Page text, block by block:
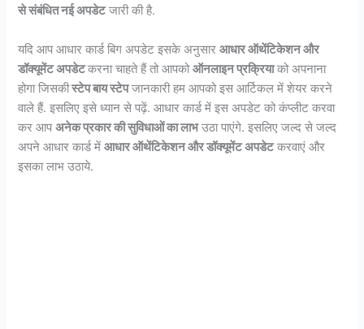
से संबंधित नई अपडेटजारी की है.
यदि आप आधार कार्ड बिग अपडेट इसके अनुसारआधार ऑथेंटिकेशन और
डॉक्यूमेंट अपडेटकरना चाहते हैं तो आपकोऑनलाइन प्रक्रियाको अपनाना
होगा जिसकीस्टेप बाय स्टेपजानकारी हम आपको इस आर्टिकल में शेयर करने
वाले हैं. इसलिए इसे ध्यान से पढ़ें. आधार कार्ड में इस अपडेट को कंप्लीट करवा
कर आपअनेक प्रकार की सुविधाओं का लाभउठा पाएंगे. इसलिए जल्द से जल्द
अपने आधार कार्ड मेंआधार ऑथेंटिकेशन और डॉक्यूमेंट अपडेटकरवाएं और
इसका लाभ उठाये.